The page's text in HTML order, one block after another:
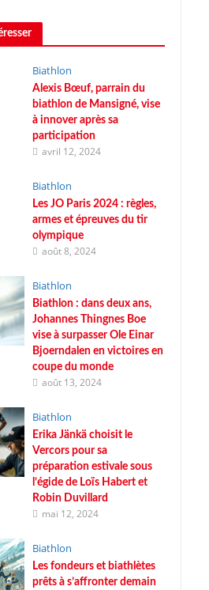
Biathlon
Alexis Bœuf, parrain du
biathlon de Mansigné, vise
à innover après sa
participation
avril 12, 2024
Biathlon
Les JO Paris 2024 : règles,
armes et épreuves du tir
olympique
août 8, 2024
Biathlon
Biathlon : dans deux ans,
Johannes Thingnes Boe
vise à surpasser Ole Einar
Bjoerndalen en victoires en
coupe du monde
août 13, 2024
Biathlon
Erika Jänkä choisit le
Vercors pour sa
préparation estivale sous
l’égide de Loïs Habert et
Robin Duvillard
mai 12, 2024
Biathlon
Les fondeurs et biathlètes
prêts à s’affronter demain